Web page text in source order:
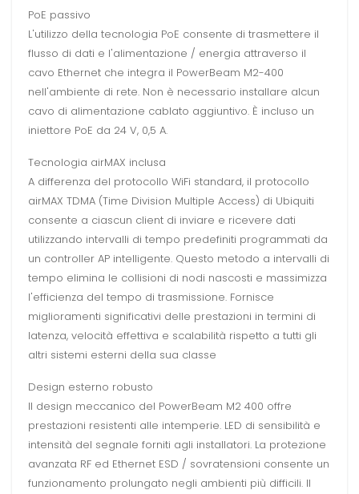
PoE passivo
L'utilizzo della tecnologia PoE consente di trasmettere il
flusso di dati e l'alimentazione / energia attraverso il
cavo Ethernet che integra il PowerBeam M2-400
nell'ambiente di rete. Non è necessario installare alcun
cavo di alimentazione cablato aggiuntivo. È incluso un
iniettore PoE da 24 V, 0,5 A.
Tecnologia airMAX inclusa
A differenza del protocollo WiFi standard, il protocollo
airMAX TDMA (Time Division Multiple Access) di Ubiquiti
consente a ciascun client di inviare e ricevere dati
utilizzando intervalli di tempo predefiniti programmati da
un controller AP intelligente. Questo metodo a intervalli di
tempo elimina le collisioni di nodi nascosti e massimizza
l'efficienza del tempo di trasmissione. Fornisce
miglioramenti significativi delle prestazioni in termini di
latenza, velocità effettiva e scalabilità rispetto a tutti gli
altri sistemi esterni della sua classe
Design esterno robusto
Il design meccanico del PowerBeam M2 400 offre
prestazioni resistenti alle intemperie. LED di sensibilità e
intensità del segnale forniti agli installatori. La protezione
avanzata RF ed Ethernet ESD / sovratensioni consente un
funzionamento prolungato negli ambienti più difficili. Il